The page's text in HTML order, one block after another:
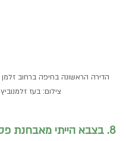
צילום: בעז זלמנוביץ
8. בצבא הייתי מאבחנת פסיכוטכנית